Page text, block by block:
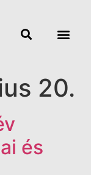
20.
és